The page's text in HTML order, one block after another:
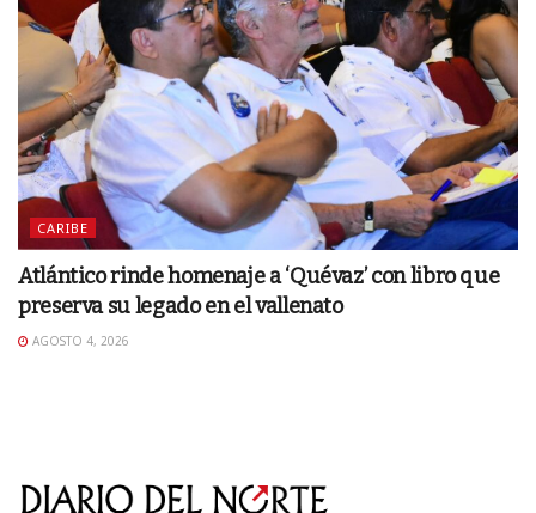
CARIBE
Atlántico rinde homenaje a ‘Quévaz’ con libro que
preserva su legado en el vallenato
AGOSTO 4, 2026